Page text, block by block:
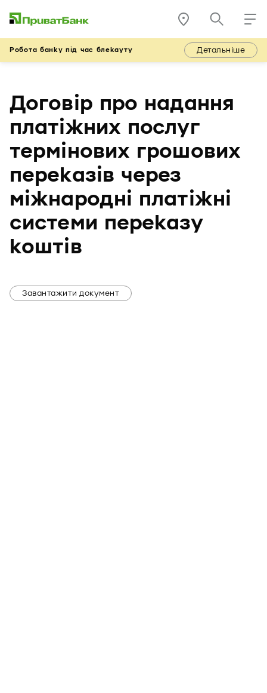
Робота банку під час блекауту Детальніше
Договір про надання
платіжних послуг
термінових грошових
переказів через
міжнародні платіжні
системи переказу
коштів
Завантажити документ